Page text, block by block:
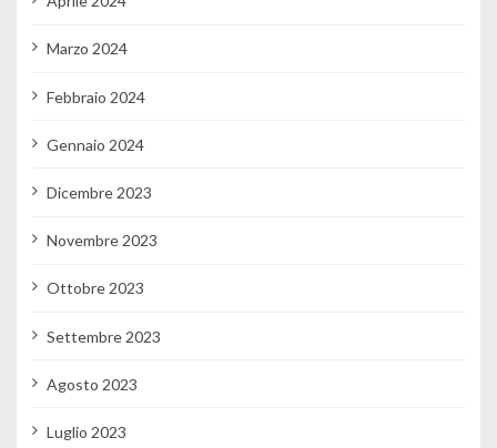
Marzo 2024
Febbraio 2024
Gennaio 2024
Dicembre 2023
Novembre 2023
Ottobre 2023
Settembre 2023
Agosto 2023
Luglio 2023